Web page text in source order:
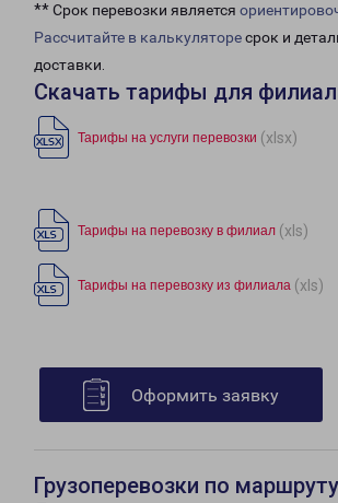
** Срок перевозки является
Рассчитайте в калькуляторесрок и
доставки.
Скачать тарифы для
Тарифы на услуги перевозки (xlsx)
Тарифы на перевозку в филиал (xls)
Тарифы на перевозку из филиала (xls)
Оформить заявку
Грузоперевозки по